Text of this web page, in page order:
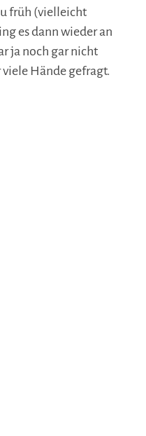
früh (vielleicht
es dann wieder an
ja noch gar nicht
Hände gefragt.